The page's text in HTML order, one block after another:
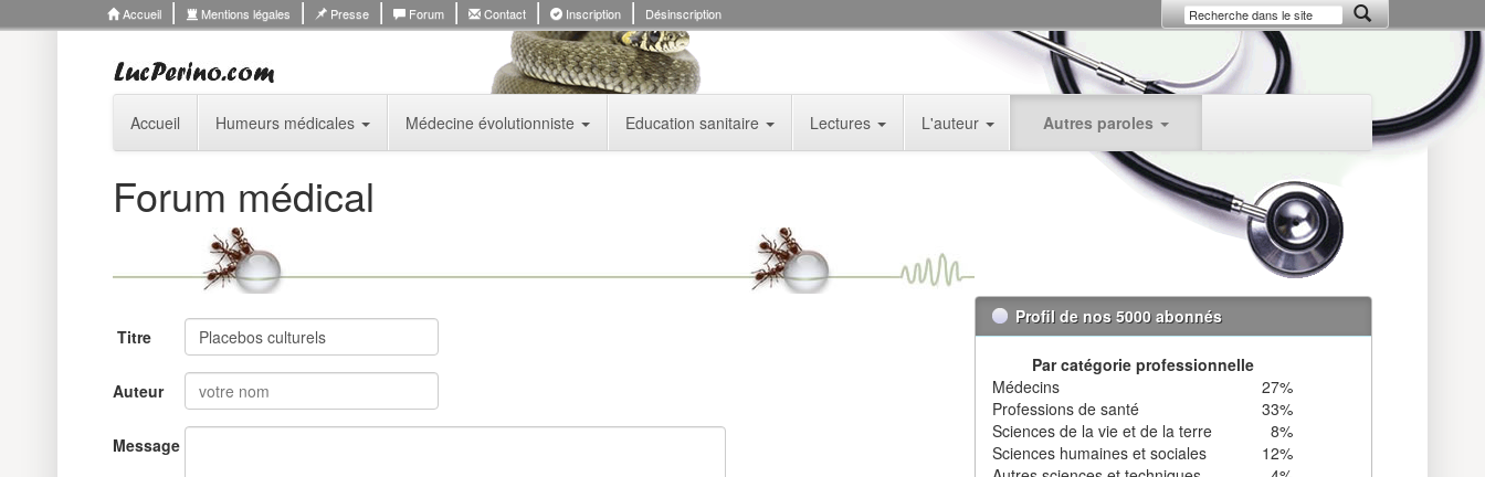
Accueil Mentions légales Presse Forum Contact Inscription Désinscription
Accueil Humeurs médicales Médecine évolutionniste Education sanitaire Lectures L'auteur Autres paroles
Forum médical
Titre
Auteur
Message
Profil de nos 5000 abonnés
Par catégorie professionnelle
Médecins
27%
Professions de santé
33%
Sciences de la vie et de la terre
8%
Sciences humaines et sociales
12%